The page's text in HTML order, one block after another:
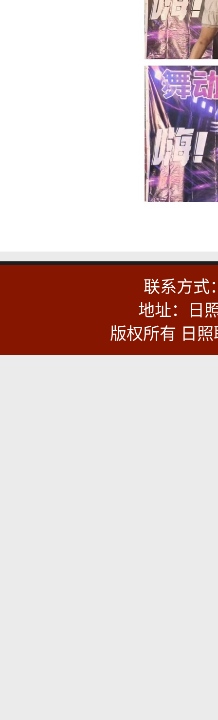
联系方式
地址：日
版权所有 日